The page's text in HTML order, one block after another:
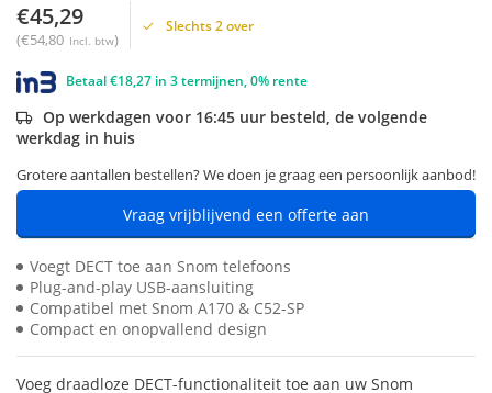
€45,29
(€54,80 Incl. btw)
Slechts 2 over
Betaal €18,27 in 3 termijnen, 0% rente
Op werkdagen voor 16:45 uur besteld, de volgende
werkdag in huis
Grotere aantallen bestellen? We doen je graag een persoonlijk aanbod!
Vraag vrijblijvend een offerte aan
Voegt DECT toe aan Snom telefoons
Plug-and-play USB-aansluiting
Compatibel met Snom A170 & C52-SP
Compact en onopvallend design
Voeg draadloze DECT-functionaliteit toe aan uw Snom